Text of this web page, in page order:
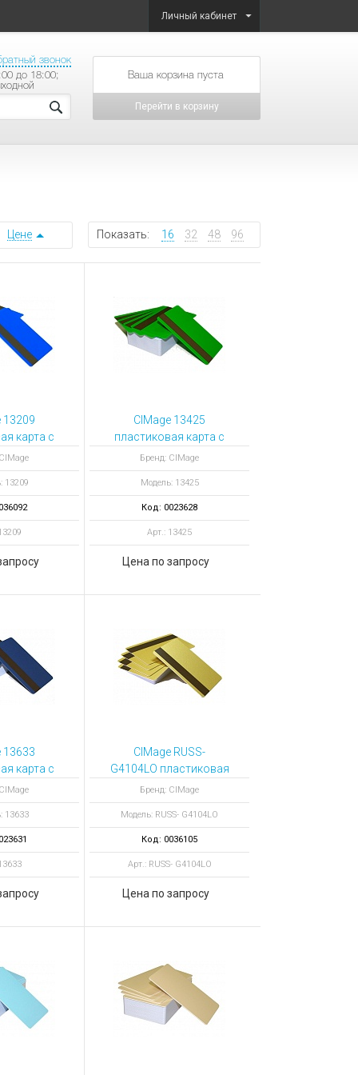
Личный кабинет
звонок
до 18:00;
товаров на сумму
Перейти в корзину
Показать: 16 32 48 96
Цене
13209
карта с
полосой
13209
CIMage 13425
пластиковая карта с
магнитной полосой
цвет светло-зеленый
Бренд: CIMage
Модель: 13425
Код: 0023628
Арт.: 13425
Цена по запросу
13633
карта с
полосой
синий
13633
CIMage RUSS-
G4104LO пластиковая
карта с магнитной
полосой
Бренд: CIMage
Модель: RUSS- G4104LO
Код: 0036105
Арт.: RUSS- G4104LO
Цена по запросу